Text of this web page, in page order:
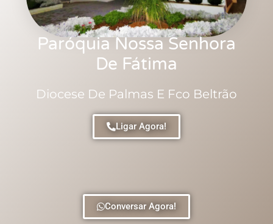
Paróquia Nossa Senhora
De Fátima
Diocese De Palmas E Fco Beltrão
Ligar Agora!
Conversar Agora!